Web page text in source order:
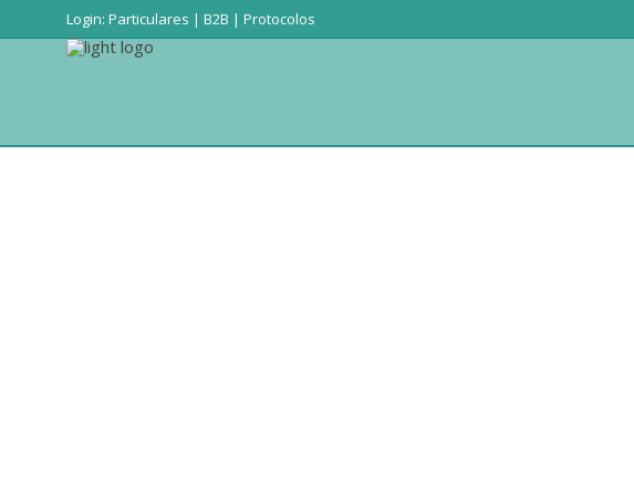
Login: Particulares | B2B | Protocolos